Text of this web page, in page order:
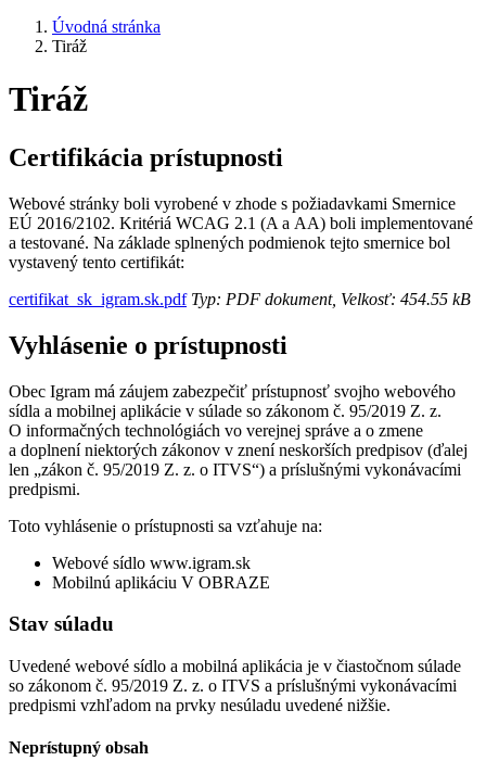
Úvodná stránka
Tiráž
Tiráž
Certifikácia prístupnosti
Webové stránky boli vyrobené v zhode s požiadavkami Smernice
EÚ 2016/2102. Kritériá WCAG 2.1 (A a AA) boli implementované
a testované. Na základe splnených podmienok tejto smernice bol
vystavený tento certifikát:
certifikat_sk_igram.sk.pdfTyp: PDF dokument, Velkosť: 454.55 kB
Vyhlásenie o prístupnosti
Obec Igram má záujem zabezpečiť prístupnosť svojho webového
sídla a mobilnej aplikácie v súlade so zákonom č. 95/2019 Z. z.
O informačných technológiách vo verejnej správe a o zmene
a doplnení niektorých zákonov v znení neskorších predpisov (ďalej
len „zákon č. 95/2019 Z. z. o ITVS“) a príslušnými vykonávacími
predpismi.
Toto vyhlásenie o prístupnosti sa vzťahuje na:
Webové sídlo www.igram.sk
Mobilnú aplikáciu V OBRAZE
Stav súladu
Uvedené webové sídlo a mobilná aplikácia je v čiastočnom súlade
so zákonom č. 95/2019 Z. z. o ITVS a príslušnými vykonávacími
predpismi vzhľadom na prvky nesúladu uvedené nižšie.
Neprístupný obsah